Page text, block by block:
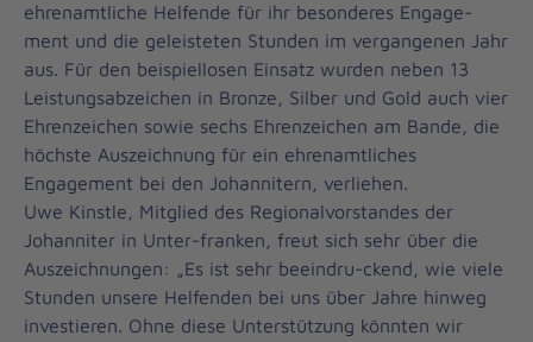
ehrenamtliche Helfende für ihr besonderes Engage-
ment und die geleisteten Stunden im vergangenen Jahr
aus. Für den beispiellosen Einsatz wurden neben 13
Leistungsabzeichen in Bronze, Silber und Gold auch vier
Ehrenzeichen sowie sechs Ehrenzeichen am Bande, die
höchste Auszeichnung für ein ehrenamtliches
Engagement bei den Johannitern, verliehen.
Uwe Kinstle, Mitglied des Regionalvorstandes der
Johanniter in Unter-franken, freut sich sehr über die
Auszeichnungen: „Es ist sehr beeindru-ckend, wie viele
Stunden unsere Helfenden bei uns über Jahre hinweg
investieren. Ohne diese Unterstützung könnten wir